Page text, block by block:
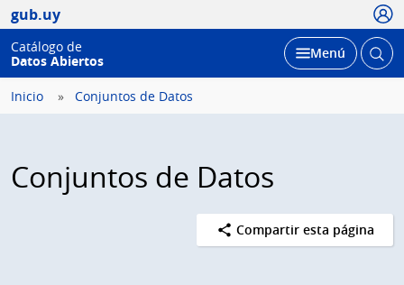
gub.uy
Catálogo de
Datos Abiertos
Desplegar
Menú Abrir
Inicio Conjuntos de Datos
Conjuntos de Datos
Compartir esta página